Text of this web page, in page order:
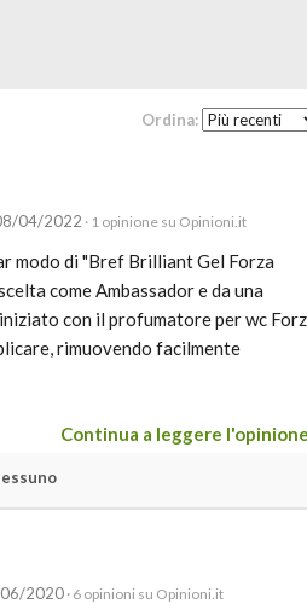
Ordina:
04/2022 · 1 opinione su Opinioni.it
modo di "Bref Brilliant Gel Forza
come Ambassador e da una
con il profumatore per wc
rimuovendo facilmente
Continua a leggere
2020 · 6 opinioni su Opinioni.it